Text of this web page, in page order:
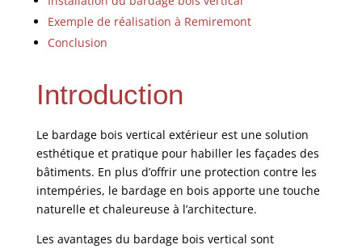
Exemple de réalisation à Remiremont
Conclusion
Introduction
Le bardage bois vertical extérieur est une solution
esthétique et pratique pour habiller les façades des
bâtiments. En plus d’offrir une protection contre les
intempéries, le bardage en bois apporte une touche
naturelle et chaleureuse à l’architecture.
Les avantages du bardage bois vertical sont